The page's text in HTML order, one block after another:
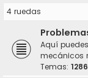
4 ruedas
Aquí
mecánicos
Temas: 1286